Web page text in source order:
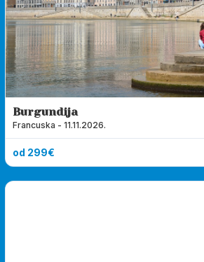
Poruka
Burgundija
Francuska - 11.11.2026.
od 299€